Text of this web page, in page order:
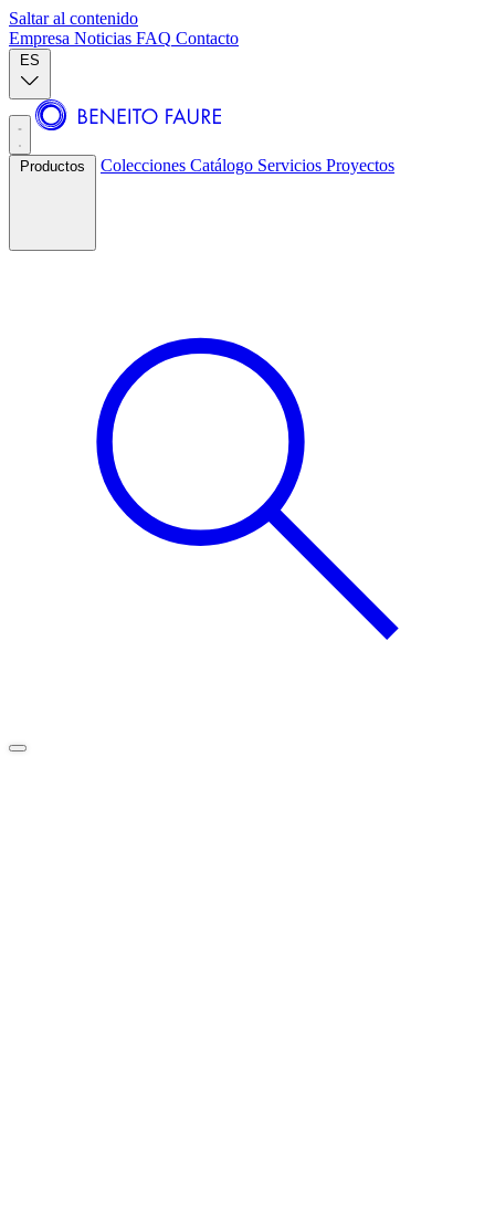
Saltar al contenido
Empresa Noticias FAQ Contacto
ES
Productos Colecciones Catálogo Servicios Proyectos